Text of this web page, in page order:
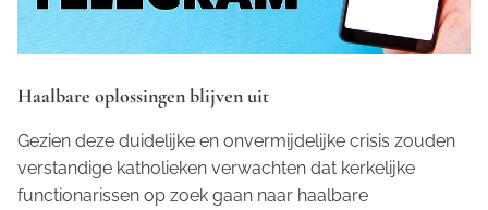
Haalbare oplossingen blijven uit
Gezien deze duidelijke en onvermijdelijke crisis zouden
verstandige katholieken verwachten dat kerkelijke
functionarissen op zoek gaan naar haalbare